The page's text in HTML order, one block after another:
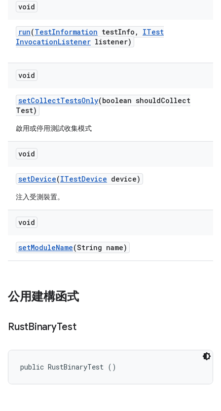
void
run(TestInformation testInfo ,
ITest
InvocationListener listener)
void
setCollectTestsOnly(boolean shouldCollect
Test)
啟用或停用測試收集模式
void
setDevice(ITestDevice device)
注入受測裝置。
void
setModuleName(String name)
公用建構函式
RustBinaryTest
public RustBinaryTest ()